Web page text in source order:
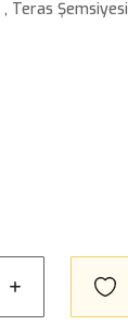
, Teras Şemsiyesi